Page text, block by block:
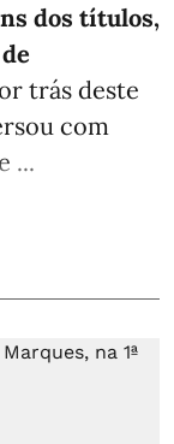
dos títulos,
trás deste
com
...